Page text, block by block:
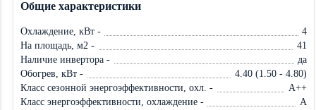
Общие характеристики
Охлаждение, кВт -
4
На площадь, м2 -
41
Наличие инвертора -
да
Обогрев, кВт -
4.40 (1.50 - 4.80)
Класс сезонной энергоэффективности, охл. -
A++
Класс энергоэффективности, охлаждение -
A